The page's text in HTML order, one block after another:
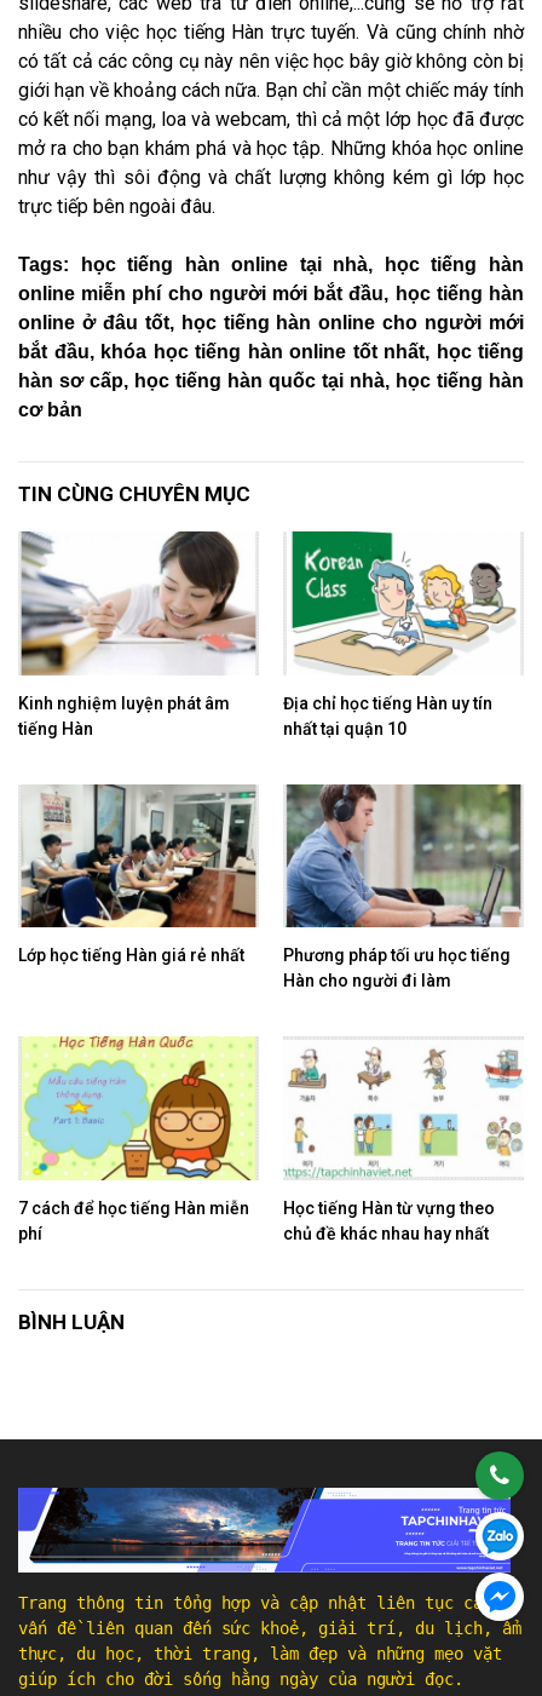
nhiều cho việc học tiếng Hàn trực tuyến. Và cũng chính nhờ
có tất cả các công cụ này nên việc học bây giờ không còn bị
giới hạn về khoảng cách nữa. Bạn chỉ cần một chiếc máy tính
có kết nối mạng, loa và webcam, thì cả một lớp học đã được
mở ra cho bạn khám phá và học tập. Những khóa học online
như vậy thì sôi động và chất lượng không kém gì lớp học
trực tiếp bên ngoài đâu.
Tags: học tiếng hàn online tại nhà, học tiếng hàn
online miễn phí cho người mới bắt đầu, học tiếng hàn
online ở đâu tốt, học tiếng hàn online cho người mới
bắt đầu, khóa học tiếng hàn online tốt nhất, học tiếng
hàn sơ cấp, học tiếng hàn quốc tại nhà, học tiếng hàn
cơ bản
TIN CÙNG CHUYÊN MỤC
Kinh nghiệm luyện phát âm
tiếng Hàn
Địa chỉ học tiếng Hàn uy tín
nhất tại quận 10
Lớp học tiếng Hàn giá rẻ nhất
Phương pháp tối ưu học tiếng
Hàn cho người đi làm
7 cách để học tiếng Hàn miễn
phí
Học tiếng Hàn từ vựng theo
chủ đề khác nhau hay nhất
BÌNH LUẬN
Trang thông tin tổng hợp và cập nhật liên tục các
vấn đề liên quan đến sức khoẻ, giải trí, du lịch, ẩm
thực, du học, thời trang, làm đẹp và những mẹo vặt
giúp ích cho đời sống hằng ngày của người đọc.